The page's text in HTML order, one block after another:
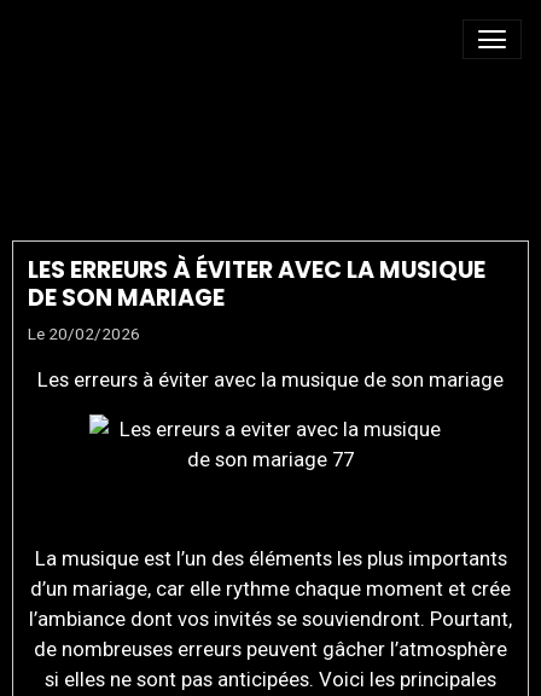
LES ERREURS À ÉVITER AVEC LA MUSIQUE
DE SON MARIAGE
Le 20/02/2026
Les erreurs à éviter avec la musique de son mariage
La musique est l’un des éléments les plus importants
d’un mariage, car elle rythme chaque moment et crée
l’ambiance dont vos invités se souviendront. Pourtant,
de nombreuses erreurs peuvent gâcher l’atmosphère
si elles ne sont pas anticipées. Voici les principales